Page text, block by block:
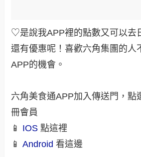
♡是說我APP裡的點數又可以去
還有優惠呢！喜歡六角集團的人
APP的機會。
六角美食通APP加入傳送門，點
冊會員
📱 IOS 點這裡
📱 Android看這邊